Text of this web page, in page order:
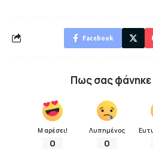
Facebook
Πως σας φάνηκε
Μ αρέσει!
0
Λυπημένος
0